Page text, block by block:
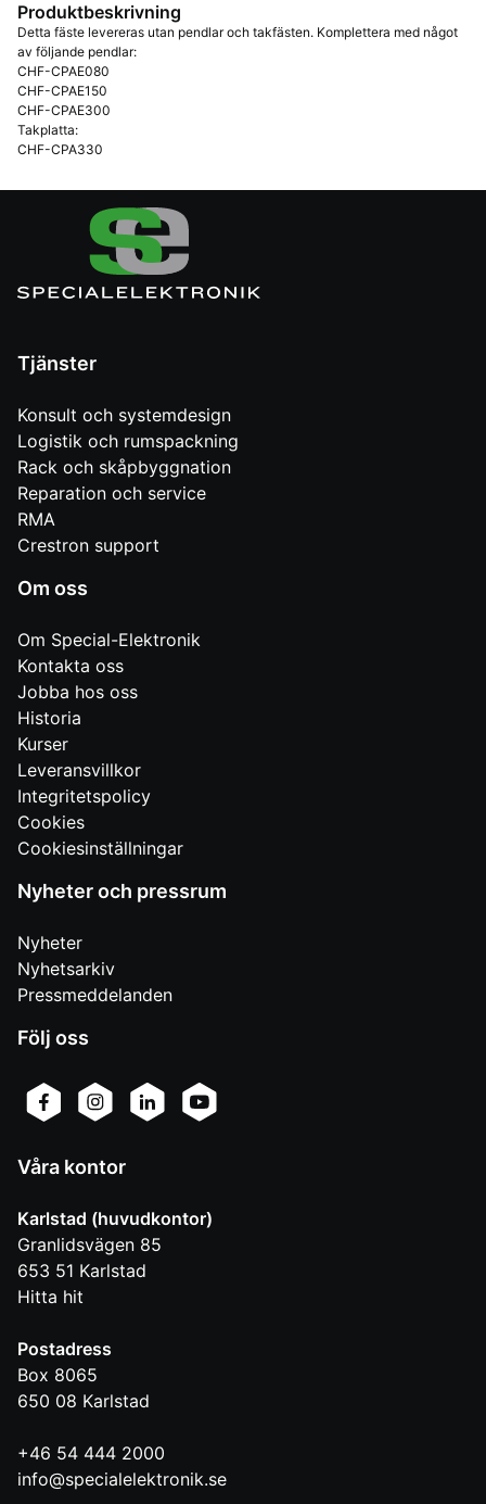
Produktbeskrivning
Detta fäste levereras utan pendlar och takfästen. Komplettera med något
av följande pendlar:
CHF-CPAE080
CHF-CPAE150
CHF-CPAE300
Takplatta:
CHF-CPA330
Tjänster
Konsult och systemdesign
Logistik och rumspackning
Rack och skåpbyggnation
Reparation och service
RMA
Crestron support
Om oss
Om Special-Elektronik
Kontakta oss
Jobba hos oss
Historia
Kurser
Leveransvillkor
Integritetspolicy
Cookies
Cookiesinställningar
Nyheter och pressrum
Nyheter
Nyhetsarkiv
Pressmeddelanden
Följ oss
Våra kontor
Karlstad (huvudkontor)
Granlidsvägen 85
653 51 Karlstad
Hitta hit
Postadress
Box 8065
650 08 Karlstad
+46 54 444 2000
info@specialelektronik.se